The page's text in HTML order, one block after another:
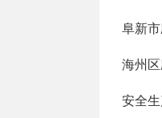
阜新
海州
安全